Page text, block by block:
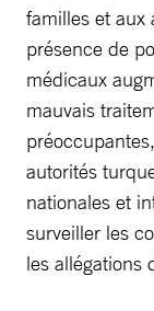
familles et aux
présence de
médicaux
mauvais
autorités
nationales et
surveiller les
les allégations